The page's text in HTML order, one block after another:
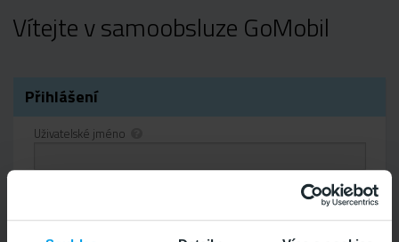
Vítejte v samoobsluze GoMobil
Přihlášení
Uživatelské jméno